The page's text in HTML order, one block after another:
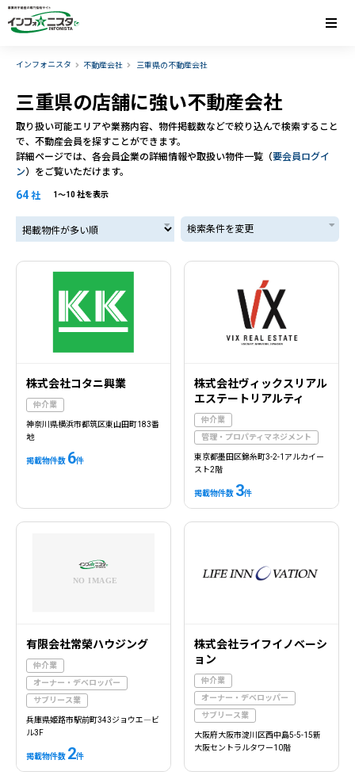
インフォニスタ 不動産会社 三重県の不動産会社
三重県の店舗に強い不動産会社
取り扱い可能エリアや業務内容、物件掲載数などで絞り込んで検索すること
で、不動産会員を探すことができます。
詳細ページでは、各会員企業の詳細情報や取扱い物件一覧（要会員ログイ
ン）をご覧いただけます。
64 社 1〜10 社を表示
掲載物件が多い順 検索条件を変更
株式会社コタニ興業
仲介業
神奈川県横浜市都筑区東山田町183番
地
掲載物件数 6件
株式会社ヴィックスリアル
エステートリアルティ
仲介業
管理・プロパティマネジメント
東京都墨田区錦糸町3-2-1アルカイー
スト2階
掲載物件数 3件
有限会社常榮ハウジング
仲介業
オーナー・デベロッパー
サブリース業
兵庫県姫路市駅前町343ジョウエ―ビ
ル3F
掲載物件数 2件
株式会社ライフイノベーシ
ョン
仲介業
オーナー・デベロッパー
サブリース業
大阪府大阪市淀川区西中島5-5-15新
大阪セントラルタワー10階